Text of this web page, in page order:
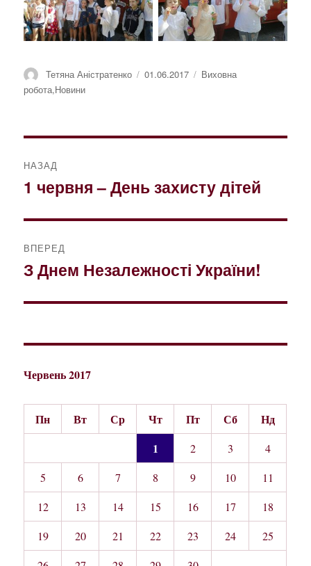
Автор
Тетяна Аністратенко Оприлюднено
01.06.2017 Категорії
Виховна
робота,Новини
записів
НАЗАД
Попередній
1 червня – День захисту дітей
ВПЕРЕД
Наступний
З Днем Незалежності України!
Червень 2017
Пн Вт Ср Чт Пт Сб
Нд
1
2 3
4
5
6 7 8 9 10
11
12
13 14 15 16 17
18
19
20 21 22 23 24
25